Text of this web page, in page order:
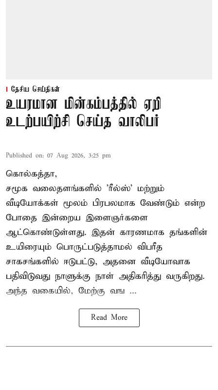
தேசிய செய்திகள்
உயரமான மின்கம்பத்தில் ஏறி
உடற்பயிற்சி செய்த வாலிபர்
Published on: 07 Aug 2026, 3:25 pm
கொல்கத்தா,
சமூக வலைதளங்களில் 'ரீல்ஸ்' மற்றும்
வீடியோக்கள் மூலம் பிரபலமாக வேண்டும் என்ற
போதை இன்றைய இளைஞர்களை
ஆட்கொண்டுள்ளது. இதன் காரணமாக தங்களின்
உயிரையும் பொருட்படுத்தாமல் விபரீத
சாகசங்களில் ஈடுபட்டு, அதனை வீடியோவாக
பதிவிடுவது நாளுக்கு நாள் அதிகரித்து வருகிறது.
அந்த வகையில், மேற்கு வங ...
Read More